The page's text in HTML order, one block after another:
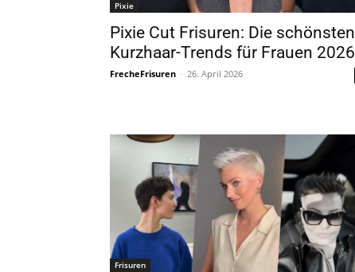
Pixie
Pixie Cut Frisuren: Die schönsten
Kurzhaar-Trends für Frauen 2026
FrecheFrisuren - 26. April 2026
Frisuren